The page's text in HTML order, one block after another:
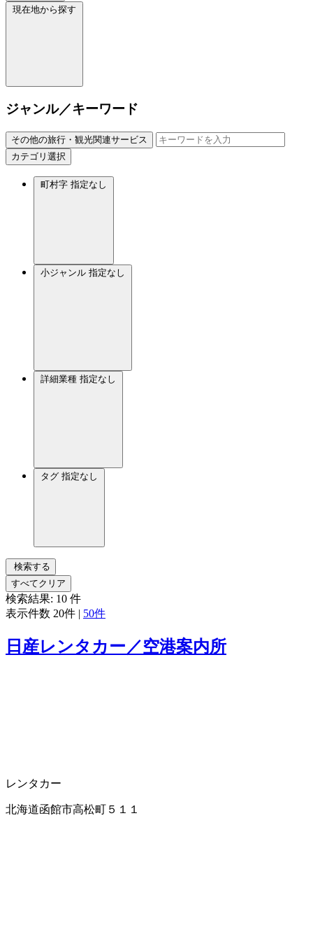
現在地から探す
ジャンル／キーワード
その他の旅行・観光関連サービス
カテゴリ選択
町村字 指定なし
小ジャンル 指定なし
詳細業種 指定なし
タグ 指定なし
検索する
すべてクリア
検索結果: 10 件
表示件数 20件 | 50件
日産レンタカー／空港案内所
レンタカー
北海道函館市高松町５１１